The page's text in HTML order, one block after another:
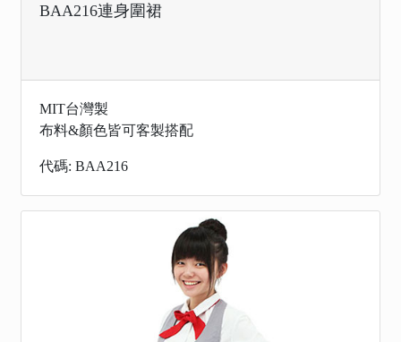
BAA216連身圍裙
MIT台灣製
布料&顏色皆可客製搭配
代碼: BAA216